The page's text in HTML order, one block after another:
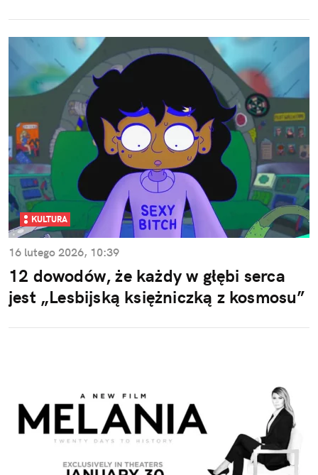
KULTURA
16 lutego 2026, 10:39
12 dowodów, że każdy w głębi serca
jest „Lesbijską księżniczką z kosmosu”